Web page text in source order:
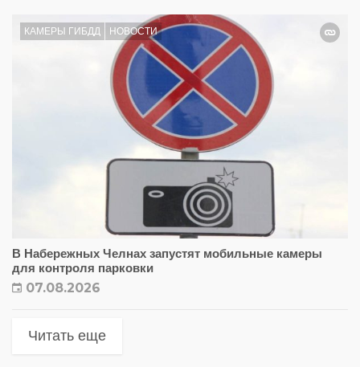
КАМЕРЫ ГИБДД НОВОСТИ
В Набережных Челнах запустят мобильные камеры
для контроля парковки
07.08.2026
Читать еще